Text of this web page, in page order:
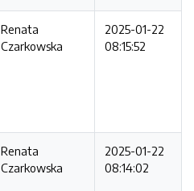
Renata
Czarkowska
2025-01-22
08:15:52
Renata
Czarkowska
2025-01-22
08:14:02